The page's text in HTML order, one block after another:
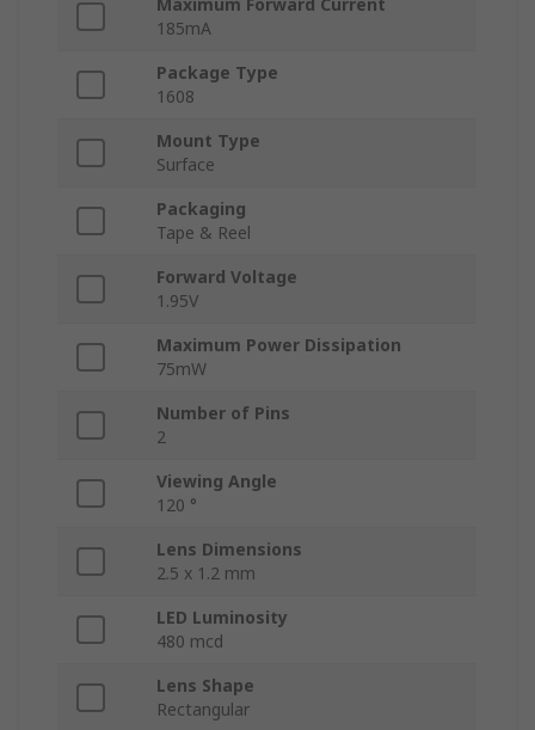
Maximum Forward Current
185mA
Package Type
1608
Mount Type
Surface
Packaging
Tape & Reel
Forward Voltage
1.95V
Maximum Power Dissipation
75mW
Number of Pins
2
Viewing Angle
120 °
Lens Dimensions
2.5 x 1.2 mm
LED Luminosity
480 mcd
Lens Shape
Rectangular